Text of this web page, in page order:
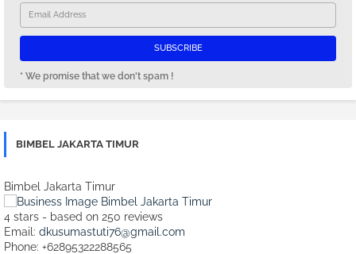
* We promise that we don't spam !
BIMBEL JAKARTA TIMUR
Bimbel Jakarta Timur
4 stars - based on 250 reviews
Email: dkusumastuti76@gmail.com
Phone: +62895322288565